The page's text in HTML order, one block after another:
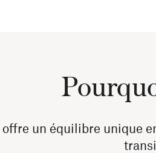
un équilibre unique